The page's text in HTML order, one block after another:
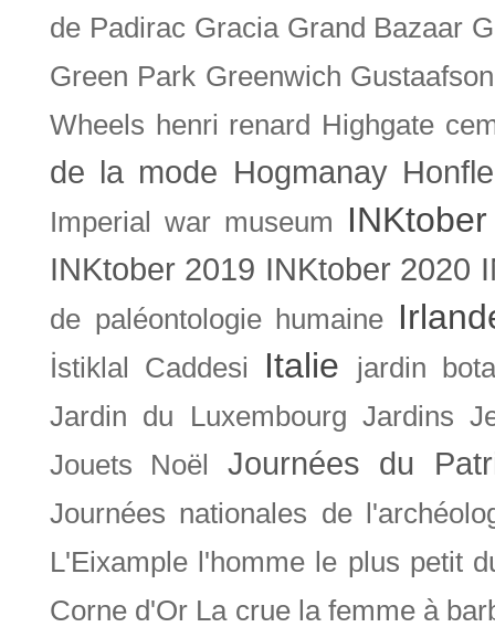
de Padirac Gracia Grand Bazaar
Green Park Greenwich Gustaafson
Wheels henri renard Highgate
de la mode Hogmanay
Imperial war museum INKtober
INKtober 2019 INKtober 2020
de paléontologie humaine
İstiklal Caddesi Italie
jardin
Jardin du Luxembourg Jardins
Jouets Noël
Journées du
Journées nationales de
L'Eixample l'homme le plus petit
Corne d'Or La crue la femme à